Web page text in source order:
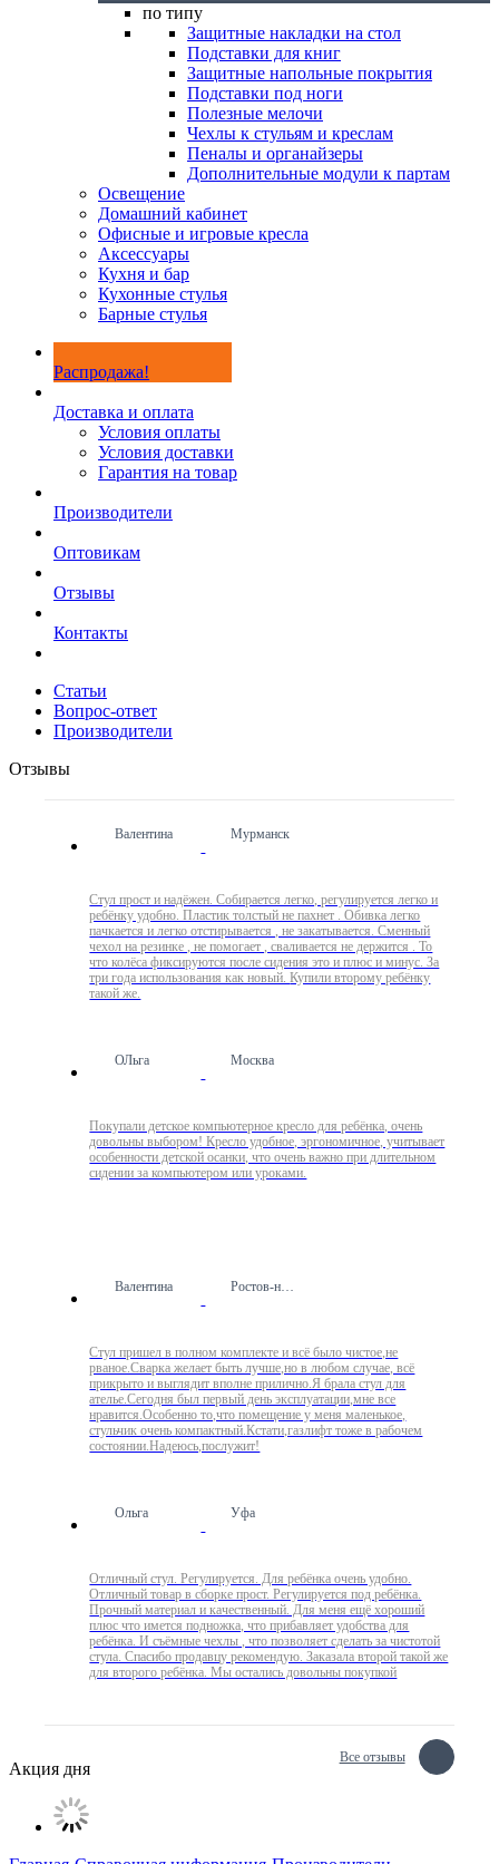
по типу
Защитные накладки на стол
Подставки для книг
Защитные напольные покрытия
Подставки под ноги
Полезные мелочи
Чехлы к стульям и креслам
Пеналы и органайзеры
Дополнительные модули к партам
Освещение
Домашний кабинет
Офисные и игровые кресла
Аксессуары
Кухня и бар
Кухонные стулья
Барные стулья
Распродажа!
Доставка и оплата
Условия оплаты
Условия доставки
Гарантия на товар
Производители
Оптовикам
Отзывы
Контакты
Статьи
Вопрос-ответ
Производители
Отзывы
Валентина Мурманск
Стул прост и надёжен. Собирается легко, регулируется легко и
ребёнку удобно. Пластик толстый не пахнет . Обивка легко
пачкается и легко отстирывается , не закатывается. Сменный
чехол на резинке , не помогает , сваливается не держится . То
что колёса фиксируются после сидения это и плюс и минус. За
три года использования как новый. Купили второму ребёнку
такой же.
ОЛьга Москва
Покупали детское компьютерное кресло для ребёнка, очень
довольны выбором! Кресло удобное, эргономичное, учитывает
особенности детской осанки, что очень важно при длительном
сидении за компьютером или уроками.
Валентина Ростов-на-Дону
Стул пришел в полном комплекте и всё было чистое,не
рваное.Сварка желает быть лучше,но в любом случае, всё
прикрыто и выглядит вполне прилично.Я брала стул для
ателье.Сегодня был первый день эксплуатации,мне все
нравится.Особенно то,что помещение у меня маленькое,
стульчик очень компактный.Кстати,газлифт тоже в рабочем
состоянии.Надеюсь,послужит!
Ольга Уфа
Отличный стул. Регулируется. Для ребёнка очень удобно.
Отличный товар в сборке прост. Регулируется под ребёнка.
Прочный материал и качественный. Для меня ещё хороший
плюс что имется подножка, что прибавляет удобства для
ребёнка. И съёмные чехлы , что позволяет сделать за чистотой
стула. Спасибо продавцу рекомендую. Заказала второй такой же
для второго ребёнка. Мы остались довольны покупкой
Все отзывы
Акция дня